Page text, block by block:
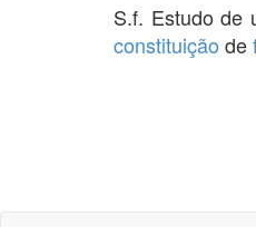
S.f. Estudo de
constituição de